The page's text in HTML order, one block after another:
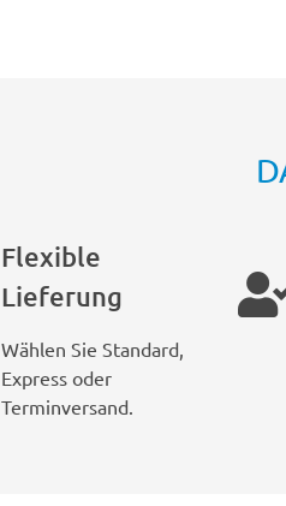
Flexible
Lieferung
Wählen Sie Standard,
Express oder
Terminversand.